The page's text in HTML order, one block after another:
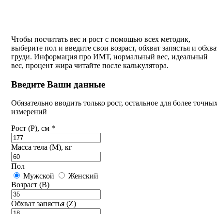
Чтобы посчитать вес и рост с помощью всех методик,
выберите пол и введите свои возраст, обхват запястья и
груди. Информация про ИМТ, нормальный вес, идеальный
вес, процент жира читайте после калькулятора.
Введите Ваши данные
Обязательно вводить только рост, остальное для более
измерений
Рост (P), см *
Масса тела (M), кг
Пол
Мужской
Женский
Возраст (B)
Обхват запястья (Z)